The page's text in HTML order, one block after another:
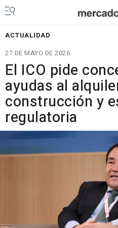
ACTUALIDAD
27 DE MAYO DE 2026
El ICO pide
ayudas al
construcción y
regulatoria